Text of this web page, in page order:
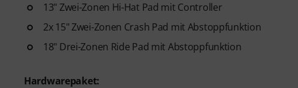
13" Zwei-Zonen Hi-Hat Pad mit Controller
2x 15" Zwei-Zonen Crash Pad mit Abstoppfunktion
18" Drei-Zonen Ride Pad mit Abstoppfunktion
Hardwarepaket: